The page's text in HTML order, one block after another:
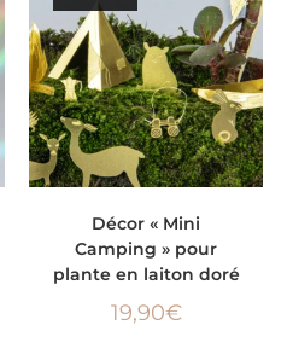
Décor « Mini
Camping » pour
plante en laiton doré
19,90€